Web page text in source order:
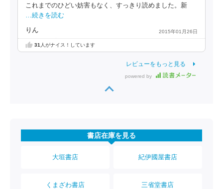
これまでのひどい妨害もなく、すっきり読めました。新
…続きを読む
りん 2015年01月26日
31 人がナイス！しています
レビューをもっと見る
powered by
書店在庫を見る
大垣書店 紀伊國屋書店
くまざわ書店 三省堂書店